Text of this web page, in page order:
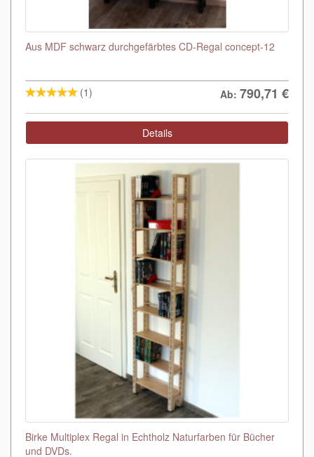
Aus MDF schwarz durchgefärbtes CD-Regal concept-12
(1) Ab: 790,71 €
Details
Birke Multiplex Regal in Echtholz Naturfarben für Bücher
und DVDs.